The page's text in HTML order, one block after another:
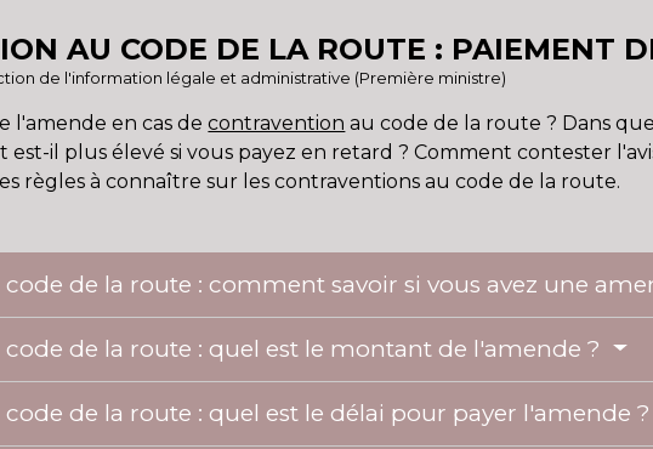
AU CODE DE LA ROUTE : PAIEMENT
de l'information légale et administrative (Première ministre)
l'amende en cas decontravention au code de la route ? Dans
est-il plus élevé si vous payez en retard ? Comment contester
règles à connaître sur les contraventions au code de la route.
de la route : comment savoir si vous avez une
de la route : quel est le montant de l'amende ?
de la route : quel est le délai pour payer l'amende